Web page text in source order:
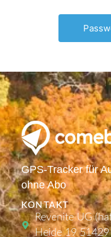
GPS-Tracker für
ohne Abo
KONTAKT
Revenite UG
Heide 19 51429